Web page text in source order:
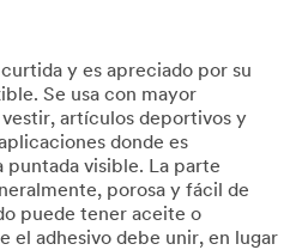
y es apreciado por su
Se usa con mayor
artículos deportivos y
donde es
puntada visible. La parte
porosa y fácil de
puede tener aceite o
el adhesivo debe unir, en lugar